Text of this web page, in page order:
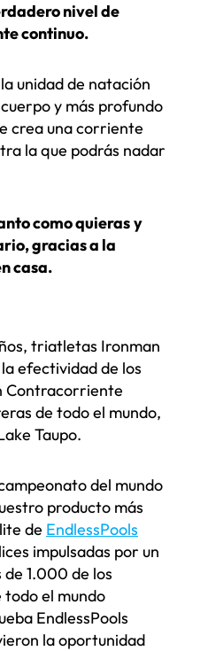
nivel de
continuo.
unidad de natación
y más profundo
crea una corriente
la que podrás nadar
como quierasy
gracias a la
casa.
triatletas Ironman
efectividad de los
Contracorriente
de todo el mundo,
Taupo.
del mundo
producto más
de EndlessPools
impulsadas por un
1.000 de los
el mundo
EndlessPools
la oportunidad